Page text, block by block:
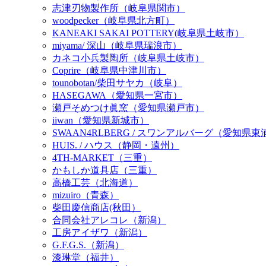
志津刃物製作所（岐阜県関市）
woodpecker（岐阜県北方町）
KANEAKI SAKAI POTTERY(岐阜県土岐市）
miyama/ 深山（岐阜県瑞浪市）
カネコ小兵製陶所（岐阜県土岐市）
Coprire（岐阜県中津川市）
tounobotan/柴田サヤカ（岐阜）
HASEGAWA（愛知県一宮市）
瀬戸そめつけ眞窯（愛知県瀬戸市）
iiwan（愛知県新城市）
SWAAN4RLBERG / スワンアルバーグ（愛知県東
HUIS. / ハウス（静岡・遠州）
4TH-MARKET（三重）
かもしか道具店（三重）
高橋工芸（北海道）
mizuiro（青森）
柴田慶信商店(秋田）
合同会社アレコレ（新潟）
工房アイザワ（新潟）
G.F.G.S.（新潟）
漆琳堂（福井）